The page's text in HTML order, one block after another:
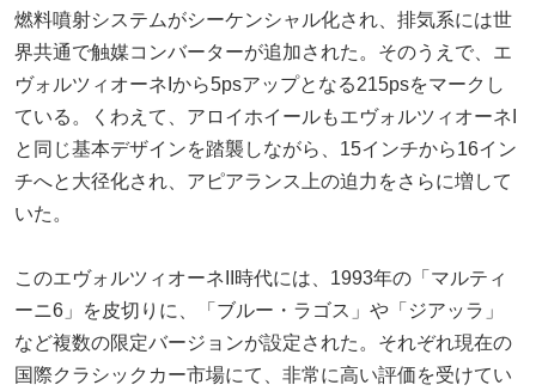
燃料噴射システムがシーケンシャル化され、排気系には世
界共通で触媒コンバーターが追加された。そのうえで、エ
ヴォルツィオーネIから5psアップとなる215psをマークし
ている。くわえて、アロイホイールもエヴォルツィオーネI
と同じ基本デザインを踏襲しながら、15インチから16イン
チへと大径化され、アピアランス上の迫力をさらに増して
いた。
このエヴォルツィオーネII時代には、1993年の「マルティ
ーニ6」を皮切りに、「ブルー・ラゴス」や「ジアッラ」
など複数の限定バージョンが設定された。それぞれ現在の
国際クラシックカー市場にて、非常に高い評価を受けてい